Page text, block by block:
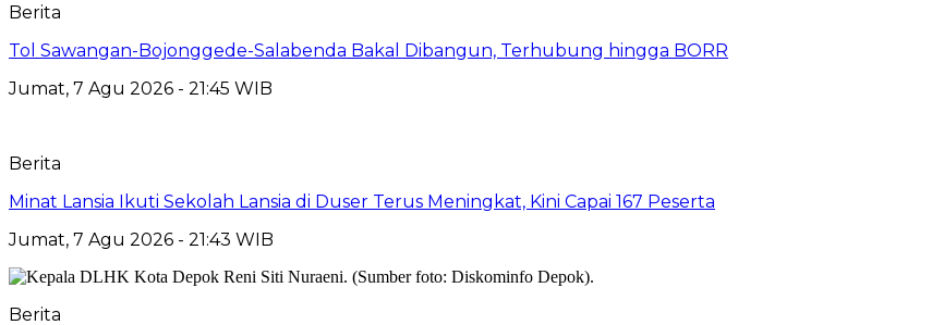
Berita
Tol Sawangan-Bojonggede-Salabenda Bakal Dibangun, Terhubung hingga BORR
Jumat, 7 Agu 2026 - 21:45 WIB
Berita
Minat Lansia Ikuti Sekolah Lansia di Duser Terus Meningkat, Kini Capai 167 Peserta
Jumat, 7 Agu 2026 - 21:43 WIB
Berita